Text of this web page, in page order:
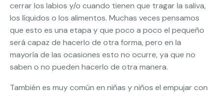
cerrar los labios y/o cuando tienen que tragar la saliva,
los líquidos o los alimentos. Muchas veces pensamos
que esto es una etapa y que poco a poco el pequeño
será capaz de hacerlo de otra forma, pero en la
mayoría de las ocasiones esto no ocurre, ya que no
saben o no pueden hacerlo de otra manera.
También es muy común en niñas y niños el empujar con